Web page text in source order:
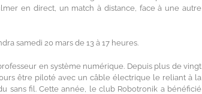
en direct, un match à distance, face à une autre
samedi 20 mars de 13 à 17 heures.
en système numérique. Depuis plus de vingt
être piloté avec un câble électrique le reliant à la
sans fil. Cette année, le club Robotronik a bénéficié